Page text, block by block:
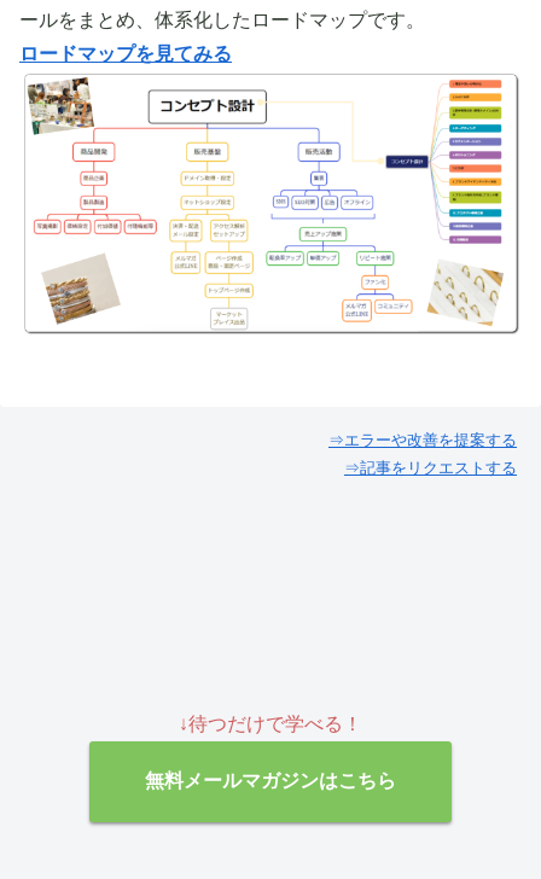
ールをまとめ、体系化したロードマップです。
ロードマップを見てみる
⇒エラーや改善を提案する
⇒記事をリクエストする
↓待つだけで学べる！
無料メールマガジンはこちら